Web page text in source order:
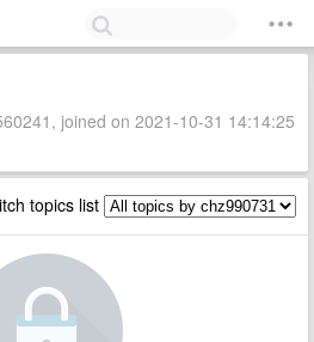
joined on 2021-10-31 14:14:25
topics list